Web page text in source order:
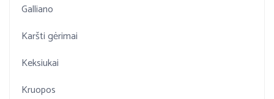
Galliano
Karšti gėrimai
Keksiukai
Kruopos